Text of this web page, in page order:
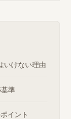
いけない理由
準
イント